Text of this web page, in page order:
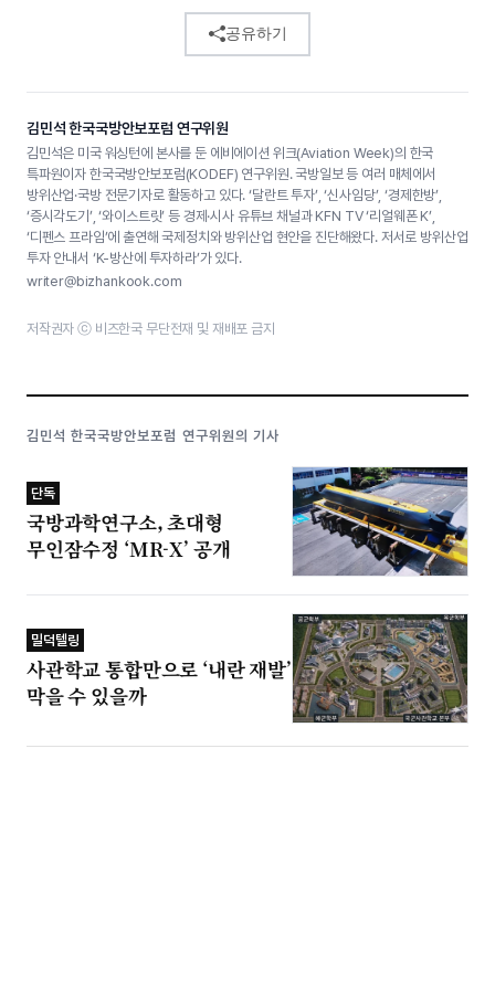
공유하기
김민석 한국국방안보포럼 연구위원
김민석은 미국 워싱턴에 본사를 둔 에비에이션 위크(Aviation Week)의 한국
특파원이자 한국국방안보포럼(KODEF) 연구위원. 국방일보 등 여러 매체에서
방위산업·국방 전문기자로 활동하고 있다. ‘달란트 투자’, ‘신사임당’, ‘경제한방’,
‘증시각도기’, ‘와이스트릿’ 등 경제·시사 유튜브 채널과 KFN TV ‘리얼웨폰 K’,
‘디펜스 프라임’에 출연해 국제정치와 방위산업 현안을 진단해왔다. 저서로 방위산업
투자 안내서 ‘K-방산에 투자하라’가 있다.
writer@bizhankook.com
저작권자 ⓒ 비즈한국 무단전재 및 재배포 금지
김민석 한국국방안보포럼 연구위원의 기사
단독
국방과학연구소, 초대형
무인잠수정 ‘MR-X’ 공개
밀덕텔링
사관학교 통합만으로 ‘내란 재발’
막을 수 있을까